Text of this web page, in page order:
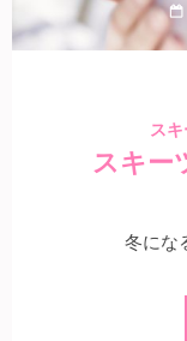
ス
スキー
冬にな